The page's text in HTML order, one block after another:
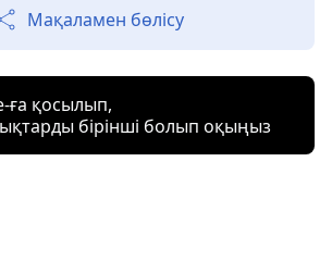
Мақаламен бөлісу
ға қосылып,
бірінші болып оқыңыз